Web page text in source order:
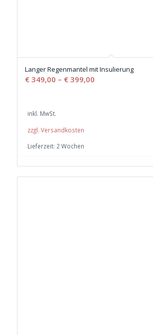
Langer Regenmantel mit Insulierung
€349,00 – €399,00
inkl. MwSt.
zzgl. Versandkosten
Lieferzeit: 2 Wochen